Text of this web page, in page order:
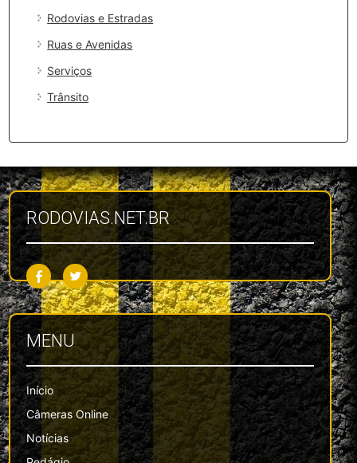
Rodovias e Estradas
Ruas e Avenidas
Serviços
Trânsito
RODOVIAS.NET.BR
MENU
Início
Câmeras Online
Notícias